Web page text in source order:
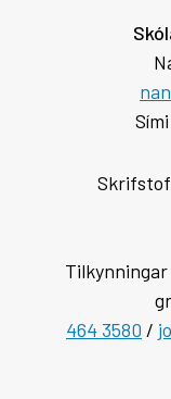
464 3580 /